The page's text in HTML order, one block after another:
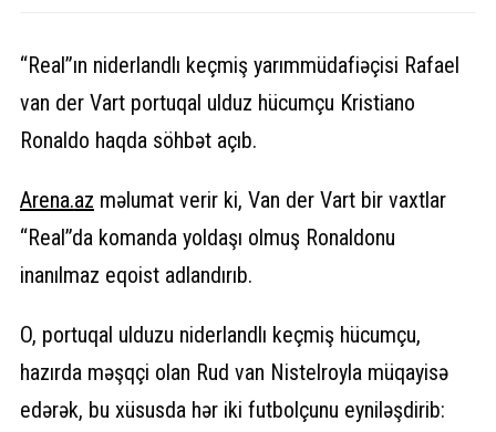
“Real”ın niderlandlı keçmiş yarımmüdafiəçisi Rafael
van der Vart portuqal ulduz hücumçu Kristiano
Ronaldo haqda söhbət açıb.
Arena.az məlumat verir ki, Van der Vart bir vaxtlar
“Real”da komanda yoldaşı olmuş Ronaldonu
inanılmaz eqoist adlandırıb.
O, portuqal ulduzu niderlandlı keçmiş hücumçu,
hazırda məşqçi olan Rud van Nistelroyla müqayisə
edərək, bu xüsusda hər iki futbolçunu eyniləşdirib: